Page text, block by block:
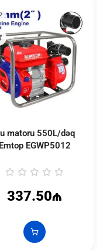
matoru 550L/dəq
Emtop EGWP5012
337.50₼